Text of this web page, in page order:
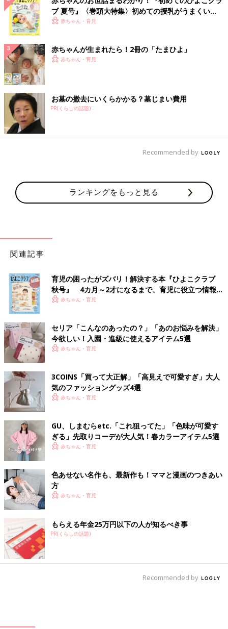
ブ 夏号』〈巻頭大特集〉初めての授乳がうまくい
く！ おっぱい・ミルクの基本と夏のトラブル 解決テ
赤ちゃん・育児
赤ちゃんが生まれたら！2冊の「たまひよ」
赤ちゃん・育児
お墓の撤去にいくらかかる？墓じまい費用
PR(くらしの話題)
Recommended by
ランキングをもっと見る
関連記事
育児の困ったがズバリ！解決する本『ひよこクラブ
秋号』 4カ月～2才になるまで、育児に役立つ情報が
いっぱい！
赤ちゃん・育児
セリア「こんなのあったの？」「あのお悩みを解決」
今欲しい！入園・進級に使えるアイテム5選
赤ちゃん・育児
3COINS「買って大正解」「高見えで可愛すぎ」大人
気のファッショングッズ4選
赤ちゃん・育児
GU、しまむらetc.「これ狙ってた」「色味が可愛す
ぎる」先取りコーデが大人気！春カラーアイテム5選
赤ちゃん・育児
色あせない名作も、最新作も！ママと漫画のつきあい
方
赤ちゃん・育児
もらえる年金25万円以下の人が知るべき事
PR(くらしの話題)
Recommended by